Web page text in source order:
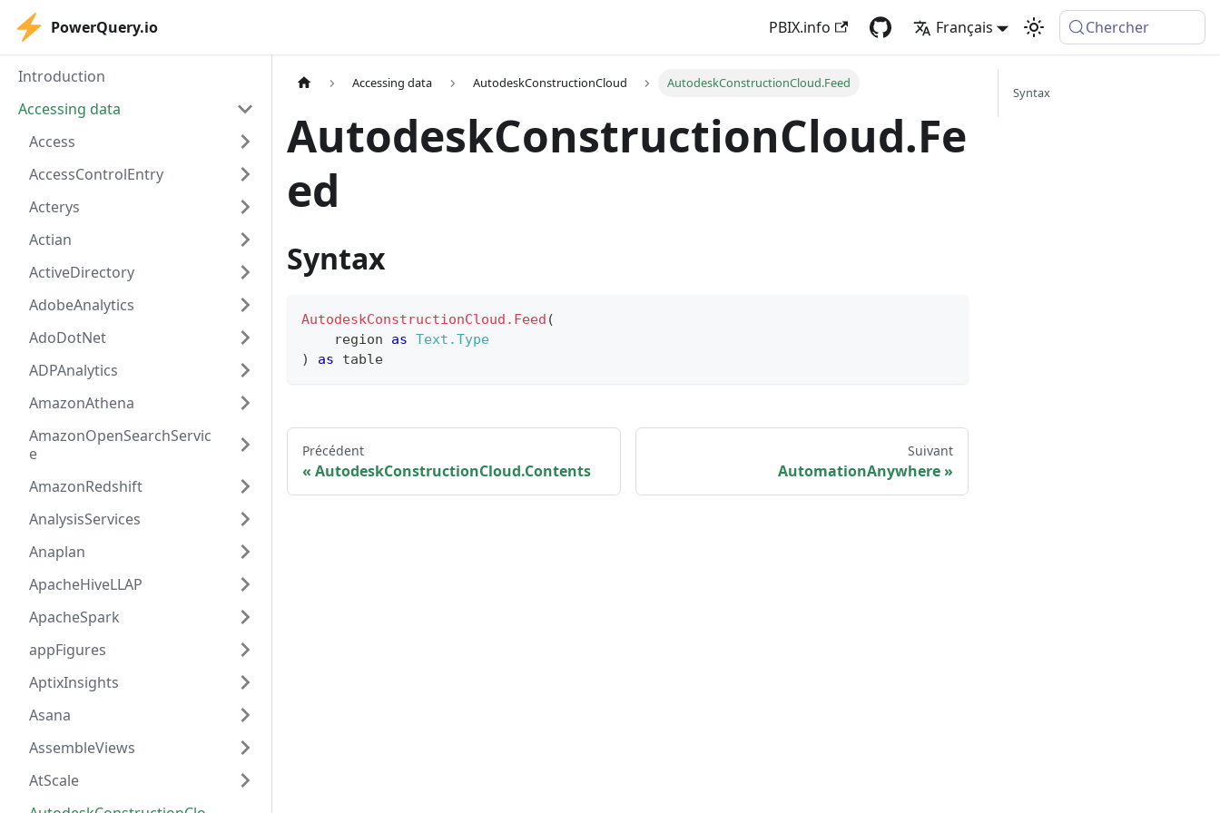
PowerQuery.io PBIX.info Français Chercher
Introduction
Accessing data
Access
AccessControlEntry
Acterys
Actian
ActiveDirectory
AdobeAnalytics
AdoDotNet
ADPAnalytics
AmazonAthena
AmazonOpenSearchServic
e
AmazonRedshift
AnalysisServices
Anaplan
ApacheHiveLLAP
ApacheSpark
appFigures
AptixInsights
Asana
AssembleViews
AtScale
Accessing data AutodeskConstructionCloud AutodeskConstructionCloud.Feed
AutodeskConstructionCloud.Fe
ed
Syntax
AutodeskConstructionCloud.Feed (
    region
as Text.Type
)
as table
Précédent
AutodeskConstructionCloud.Contents
Suivant
AutomationAnywhere
Syntax